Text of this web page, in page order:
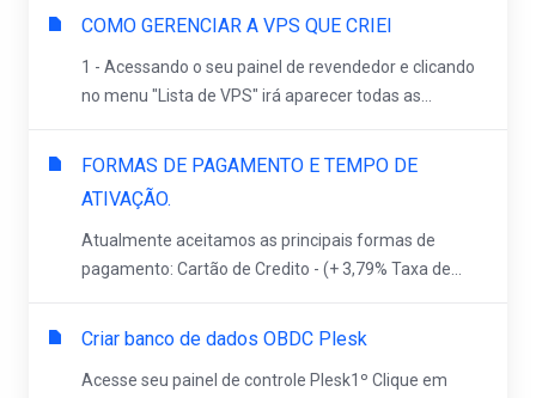
COMO GERENCIAR A VPS QUE CRIEI
1 - Acessando o seu painel de revendedor e clicando
no menu "Lista de VPS" irá aparecer todas as...
FORMAS DE PAGAMENTO E TEMPO DE
ATIVAÇÃO.
Atualmente aceitamos as principais formas de
pagamento: Cartão de Credito - (+ 3,79% Taxa de...
Criar banco de dados OBDC Plesk
Acesse seu painel de controle Plesk1º Clique em